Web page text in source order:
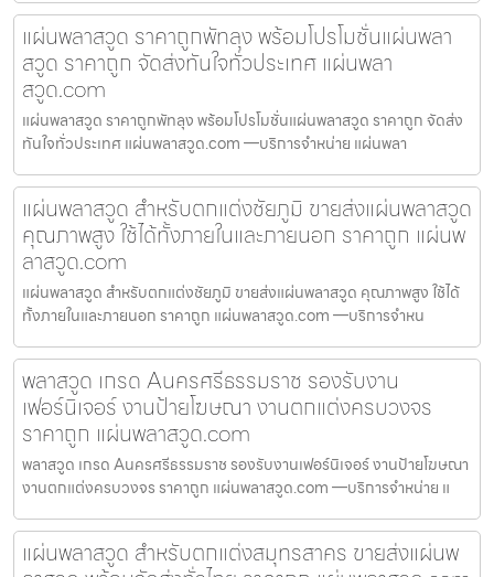
แผ่นพลาสวูด ราคาถูกพัทลุง พร้อมโปรโมชั่นแผ่นพลา
สวูด ราคาถูก จัดส่งทันใจทั่วประเทศ แผ่นพลา
สวูด.com
แผ่นพลาสวูด ราคาถูกพัทลุง พร้อมโปรโมชั่นแผ่นพลาสวูด ราคาถูก จัดส่ง
ทันใจทั่วประเทศ แผ่นพลาสวูด.com —บริการจำหน่าย แผ่นพลา
แผ่นพลาสวูด สำหรับตกแต่งชัยภูมิ ขายส่งแผ่นพลาสวูด
คุณภาพสูง ใช้ได้ทั้งภายในและภายนอก ราคาถูก แผ่นพ
ลาสวูด.com
แผ่นพลาสวูด สำหรับตกแต่งชัยภูมิ ขายส่งแผ่นพลาสวูด คุณภาพสูง ใช้ได้
ทั้งภายในและภายนอก ราคาถูก แผ่นพลาสวูด.com —บริการจำหน
พลาสวูด เกรด Aนครศรีธรรมราช รองรับงาน
เฟอร์นิเจอร์ งานป้ายโฆษณา งานตกแต่งครบวงจร
ราคาถูก แผ่นพลาสวูด.com
พลาสวูด เกรด Aนครศรีธรรมราช รองรับงานเฟอร์นิเจอร์ งานป้ายโฆษณา
งานตกแต่งครบวงจร ราคาถูก แผ่นพลาสวูด.com —บริการจำหน่าย แ
แผ่นพลาสวูด สำหรับตกแต่งสมุทรสาคร ขายส่งแผ่นพ